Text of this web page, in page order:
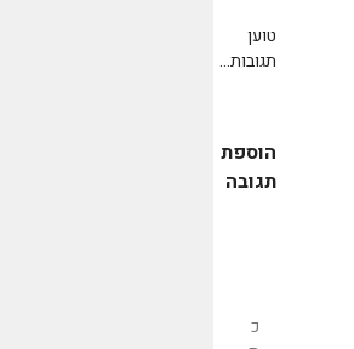
טוען
תגובות...
הוספת
תגובה